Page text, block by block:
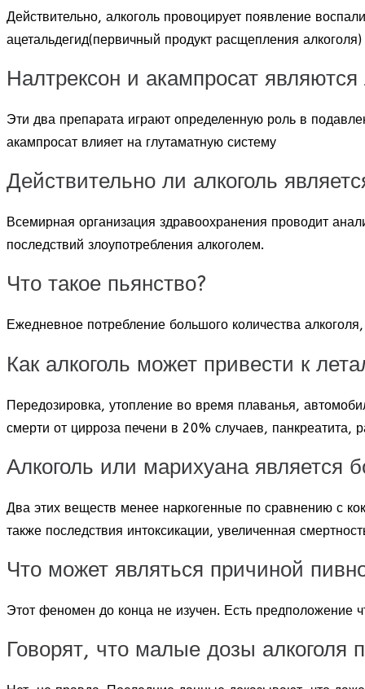
Действительно, алкоголь провоцирует появление
ацетальдегид(первичный продукт расщепления
Налтрексон и акампросат
Эти два препарата играют определенную роль в
акампросат влияет на глутаматную систему
Действительно ли алкоголь
Всемирная организация здравоохранения проводит
последствий злоупотребления алкоголем.
Что такое пьянство?
Ежедневное потребление большого количества
Как алкоголь может привести к
Передозировка, утопление во время плаванья,
смерти от цирроза печени в 20% случаев,
Алкоголь или марихуана является
Два этих веществ менее наркогенные по сравнению с
также последствия интоксикации, увеличенная
Что может являться причиной
Этот феномен до конца не изучен. Есть предположение
Говорят, что малые дозы алкоголя